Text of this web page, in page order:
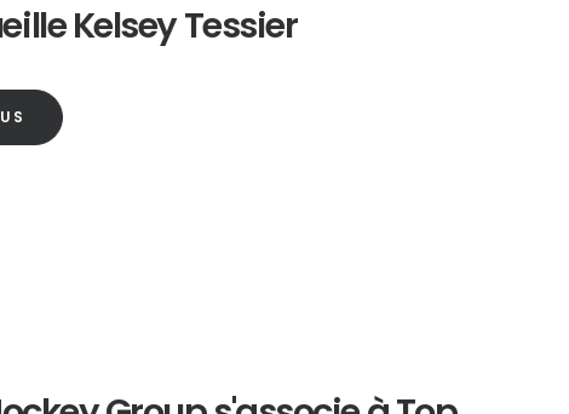
Kelsey Tessier